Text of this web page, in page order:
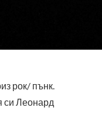
рок/ пънк.
си Леонард